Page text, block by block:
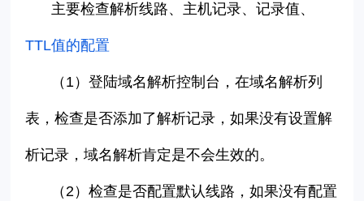
主要检查解析线路、主机记录、记录值、
TTL值的配置
（ 1）登陆域名解析控制台，在域名解析列
表，检查是否添加了解析记录，如果没有设置解
析记录，域名解析肯定是不会生效的。
（2）检查是否配置默认线路，如果没有配置